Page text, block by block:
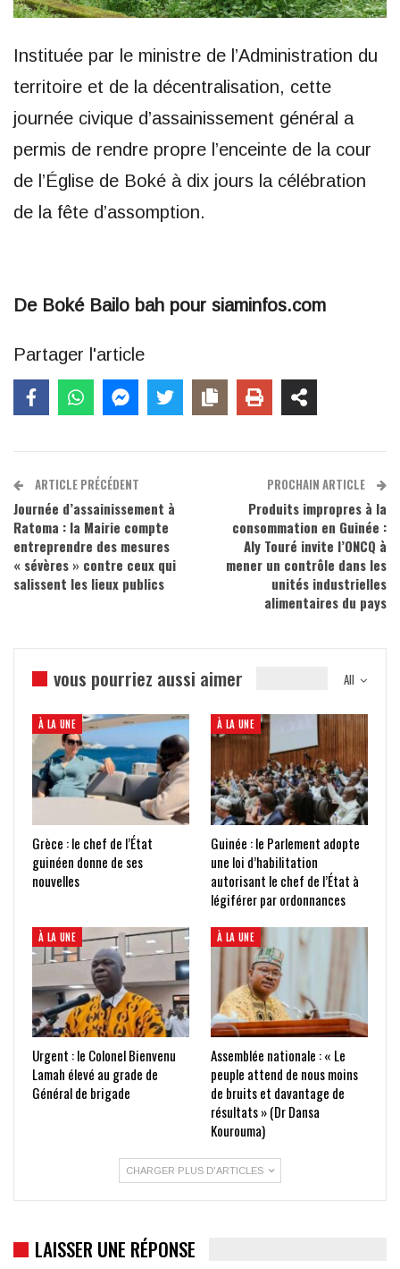
Instituée par le ministre de l’Administration du
territoire et de la décentralisation, cette
journée civique d’assainissement général a
permis de rendre propre l’enceinte de la cour
de l’Église de Boké à dix jours la célébration
de la fête d’assomption.
De Boké Bailo bah pour siaminfos.com
Partager l'article
ARTICLE PRÉCÉDENT
Journée d’assainissement à
Ratoma : la Mairie compte
entreprendre des mesures
« sévères » contre ceux qui
salissent les lieux publics
PROCHAIN ARTICLE
Produits impropres à la
consommation en Guinée :
Aly Touré invite l’ONCQ à
mener un contrôle dans les
unités industrielles
alimentaires du pays
All
vous pourriez aussi aimer
À LA UNE
Grèce : le chef de l’État
guinéen donne de ses
nouvelles
À LA UNE
Guinée : le Parlement adopte
une loi d’habilitation
autorisant le chef de l’État à
légiférer par ordonnances
À LA UNE
Urgent : le Colonel Bienvenu
Lamah élevé au grade de
Général de brigade
À LA UNE
Assemblée nationale : « Le
peuple attend de nous moins
de bruits et davantage de
résultats » (Dr Dansa
Kourouma)
CHARGER PLUS D'ARTICLES
LAISSER UNE RÉPONSE